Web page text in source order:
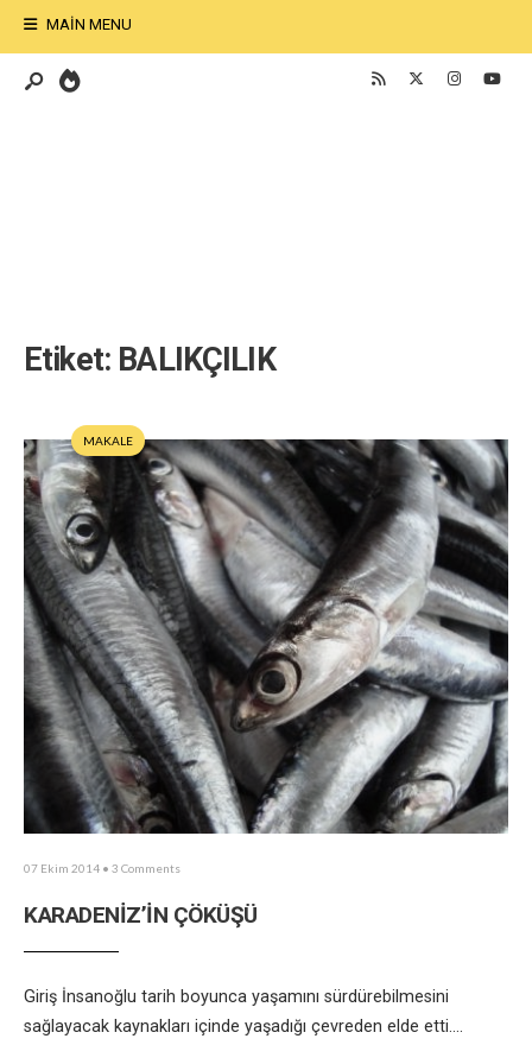
MAIN MENU
Etiket: BALIKÇILIK
MAKALE
07 Ekim 2014 • 3 Comments
KARADENİZ’İN ÇÖKÜŞÜ
Giriş İnsanoğlu tarih boyunca yaşamını sürdürebilmesini
sağlayacak kaynakları içinde yaşadığı çevreden elde etti....